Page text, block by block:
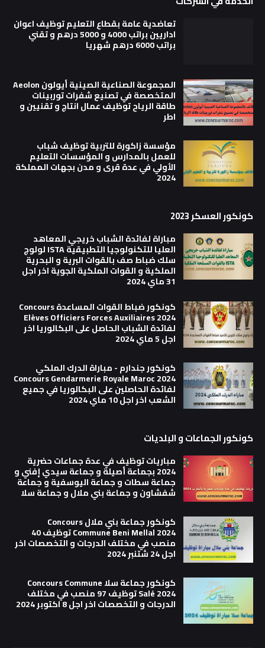
تعاضدية عامة بقطاع التعليم توظيف اعوان
اداريين براتب 4000 و 5000 درهم و تقني
براتب 6000 درهم شهريا
المجموعة الصناعية الصينية أيولون Aeolon
المتخصصة في تصنيع شفرات توربينات
طاقة الرياح توظيف عمال انتاج و تقنيين و
اطر
مؤسسة زاكورة للتربية توظيف شباب
للعمل بالمدارس و المؤسسات التعليم
الأولي في عدة قرى و مدن بجهات المملكة
2024
كونكور العسكر 2023
مباراة لفائدة الشباب خريجي المعاهد
العليا للتكنولوجيا التطبيقية ISTA لولوج
سلك ضباط صف بالقوات البرية و البحرية
الملكية و القوات الملكية الجوية اخر اجل
31 ماي 2024
كونكور ضباط القوات المساعدة Concours
Elèves Officiers Forces Auxiliaires 2024
لفائدة الشباب الحاصل على البكالوريا اخر
اجل 5 ماي 2024
كونكور جندارم - مباراة الدرك الملكي
Concours Gendarmerie Royale Maroc 2024
لفائدة الحاصلين على البكالوريا في جميع
الشعب اخر اجل 10 ماي 2024
كونكور الجماعات و البلديات
مباريات توظيف في عدة جماعات حضرية
2024 بجماعة أصيلة و جماعة سيدي إفني و
جماعة سطات و جماعة اليوسفية و جماعة
شفشاون و جماعة بني ملال و جماعة سلا
كونكور جماعة بني ملال Concours
Commune Beni Mellal 2024 توظيف 40
منصب في مختلف الدرجات و التخصصات اخر
اجل 24 شتنبر 2024
كونكور جماعة سلا Concours Commune
Salé 2024 توظيف 97 منصب في مختلف
الدرجات و التخصصات اخر اجل 8 اكتوبر 2024